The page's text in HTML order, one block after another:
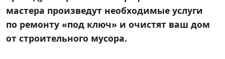
мастера произведут необходимые услуги
по ремонту «под ключ» и очистят ваш дом
от строительного мусора.